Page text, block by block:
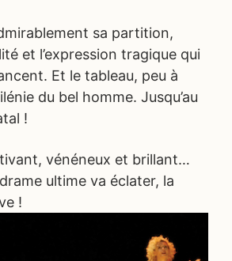
sa partition,
et l’expression tragique qui
Et le tableau, peu à
du bel homme. Jusqu’au
!
vénéneux et brillant…
ultime va éclater, la
!